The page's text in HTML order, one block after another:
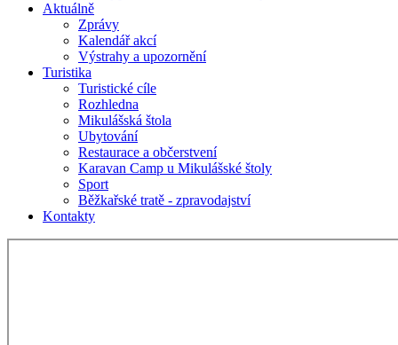
Aktuálně
Zprávy
Kalendář akcí
Výstrahy a upozornění
Turistika
Turistické cíle
Rozhledna
Mikulášská štola
Ubytování
Restaurace a občerstvení
Karavan Camp u Mikulášské štoly
Sport
Běžkařské tratě - zpravodajství
Kontakty